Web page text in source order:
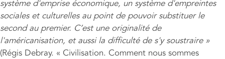
système d'emprise économique, un système d'empreintes
sociales et culturelles au point de pouvoir substituer le
second au premier. C’est une originalité de
l'américanisation, et aussi la difficulté de s'y soustraire »
(Régis Debray. « Civilisation. Comment nous sommes